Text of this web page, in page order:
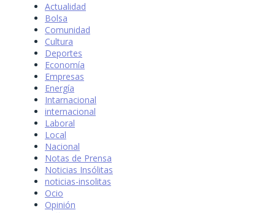
Actualidad
Bolsa
Comunidad
Cultura
Deportes
Economía
Empresas
Energía
Intarnacional
internacional
Laboral
Local
Nacional
Notas de Prensa
Noticias Insólitas
noticias-insolitas
Ocio
Opinión